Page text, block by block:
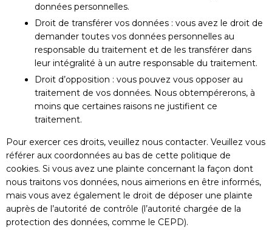
données personnelles.
Droit de transférer vos données : vous avez le droit de
demander toutes vos données personnelles au
responsable du traitement et de les transférer dans
leur intégralité à un autre responsable du traitement.
Droit d’opposition : vous pouvez vous opposer au
traitement de vos données. Nous obtempérerons, à
moins que certaines raisons ne justifient ce
traitement.
Pour exercer ces droits, veuillez nous contacter. Veuillez vous
référer aux coordonnées au bas de cette politique de
cookies. Si vous avez une plainte concernant la façon dont
nous traitons vos données, nous aimerions en être informés,
mais vous avez également le droit de déposer une plainte
auprès de l’autorité de contrôle (l’autorité chargée de la
protection des données, comme le CEPD).